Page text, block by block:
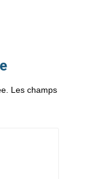
Les champs